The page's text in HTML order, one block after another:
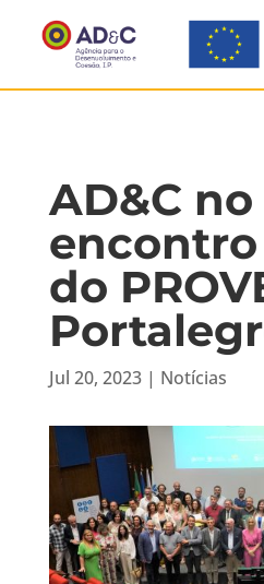
AD&C no
do
Jul 20, 2023| Notícias